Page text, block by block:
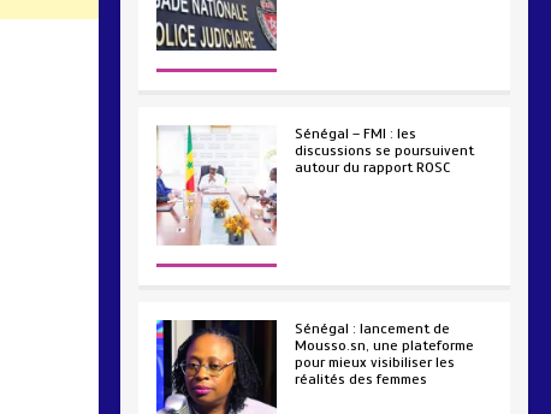
Sénégal – FMI : les
discussions se poursuivent
autour du rapport ROSC
Sénégal : lancement de
Mousso.sn, une plateforme
pour mieux visibiliser les
réalités des femmes